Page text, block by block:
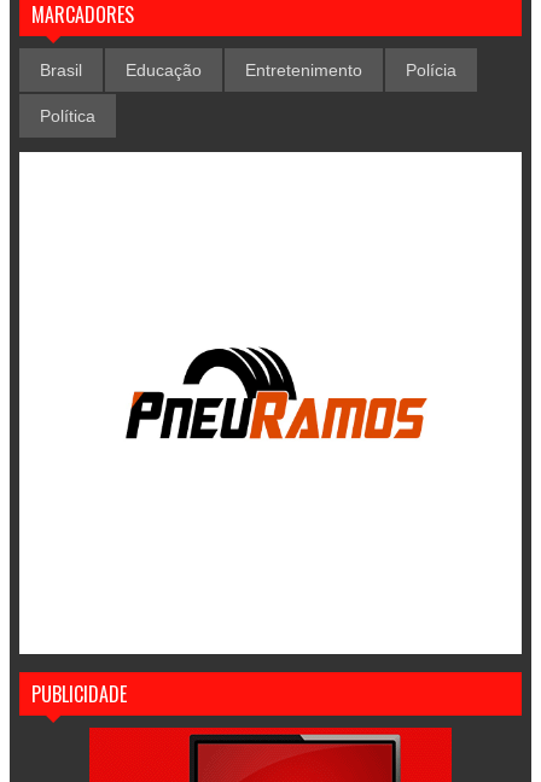
MARCADORES
Brasil Educação Entretenimento Polícia
Política
PUBLICIDADE